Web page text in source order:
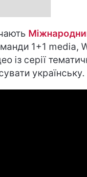
1+1 media,
із серії
українську.